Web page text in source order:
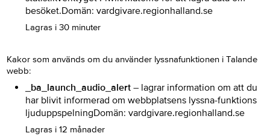
besöket.Domän: vardgivare.regionhalland.se
Lagras i 30 minuter
Kakor som används om du använder lyssnafunktionen i Talande
webb:
_ba_launch_audio_alert – lagrar information om att du
har blivit informerad om webbplatsens lyssna-funktions
ljuduppspelningDomän: vardgivare.regionhalland.se
Lagras i 12 månader